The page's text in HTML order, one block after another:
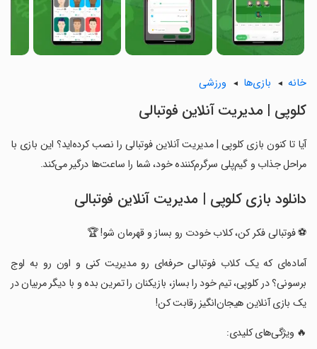
خانه بازی‌ها ورزشی
‏کلوپی | مدیریت آنلاین فوتبالی
آیا تا کنون بازی ‏کلوپی | مدیریت آنلاین فوتبالی را نصب کرده‌اید؟ این بازی با
مراحل جذاب و گیم‌پلی سرگرم‌کننده خود، شما را ساعت‌ها درگیر می‌کند.
دانلود بازی ‏کلوپی | مدیریت آنلاین فوتبالی
‏⚽ فوتبالی فکر کن، کلاب خودت رو بساز و قهرمان شو! 🏆
‏آماده‌ای که یک کلاب فوتبالی حرفه‌ای رو مدیریت کنی و اون رو به اوج
برسونی؟ در کلوپی، تیم خود را بساز، بازیکنان را تمرین بده و با دیگر مربیان در
یک بازی آنلاین هیجان‌انگیز رقابت کن!
‏🔥 ویژگی‌های کلیدی: